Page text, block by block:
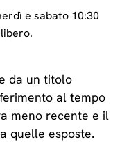
e sabato 10:30
da un titolo
al tempo
meno recente e il
quelle esposte.